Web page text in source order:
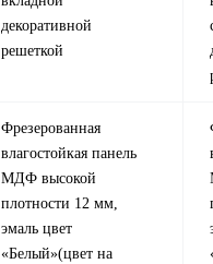
декоративной
решеткой
Фрезерованная
влагостойкая панель
МДФ высокой
плотности 12 мм,
эмаль цвет
«Белый»(цвет на